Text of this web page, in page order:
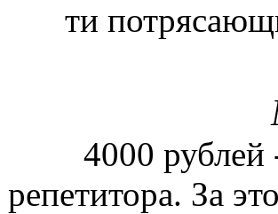
ти
4000 рублей
репетитора. За